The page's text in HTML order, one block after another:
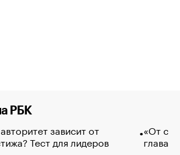
РБК
зависит от
Тест для лидеров
«От
глава